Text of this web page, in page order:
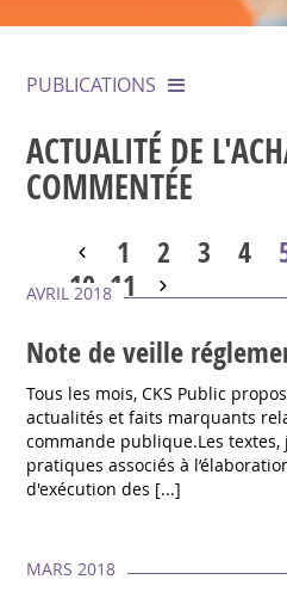
PUBLICATIONS
ACTUALITÉ DE
COMMENTÉE
1 2 3 4
10 11
AVRIL 2018
Note de veille
Tous les mois, CKS Public
actualités et faits marquants
commande publique.Les
pratiques associés à
d'exécution des [...]
MARS 2018